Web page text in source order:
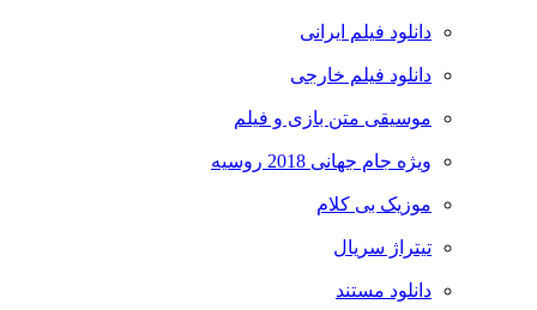
دانلود فیلم ایرانی
دانلود فیلم خارجی
موسیقی متن بازی و فیلم
ویژه جام جهانی 2018 روسیه
موزیک بی کلام
تیتراژ سریال
دانلود مستند